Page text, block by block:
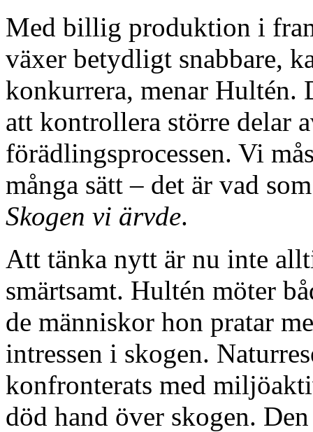
Med billig produktion i
växer betydligt snabbare,
konkurrera, menar Hultén.
att kontrollera större delar
förädlingsprocessen. Vi
många sätt – det är vad
Skogen vi ärvde.
Att tänka nytt är nu inte
smärtsamt. Hultén möter
de människor hon pratar
intressen i skogen.
konfronterats med
död hand över skogen.